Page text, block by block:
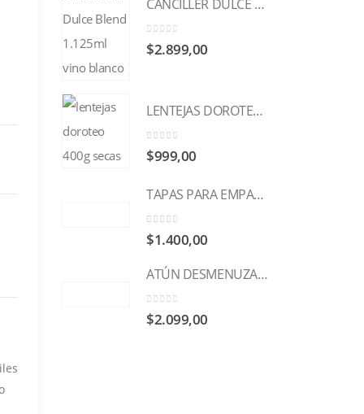
CANCILLER DULCE BLEND 1.125ml
0
$2.899,00
LENTEJAS DOROTEO 400g
0
$999,00
TAPAS PARA EMPANADAS HORNO LA ITALIANA x 12u
0
$1.400,00
ATÚN DESMENUZADO ACEITE 170g NOEL
0
$2.099,00